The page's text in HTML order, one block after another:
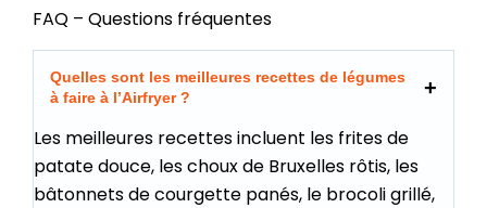
FAQ – Questions fréquentes
Quelles sont les meilleures recettes de légumes
à faire à l’Airfryer ?
Les meilleures recettes incluent les frites de
patate douce, les choux de Bruxelles rôtis, les
bâtonnets de courgette panés, le brocoli grillé,